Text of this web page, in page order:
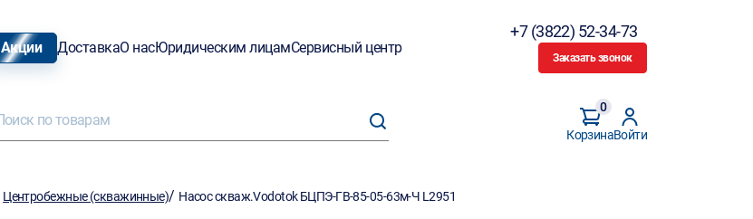
Акции ДоставкаО насЮридическим лицамСервисный центр
+7 (3822) 52-34-73
Заказать звонок
Корзина
0
Войти
Центробежные (скважинные)/ Насос скваж.Vodotok БЦПЭ-ГВ-85-05-63м-Ч L2951